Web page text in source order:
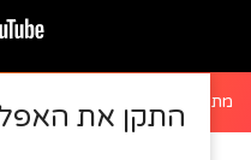
מתכון לדלעת ערמונים במילוי סלט
התקן את